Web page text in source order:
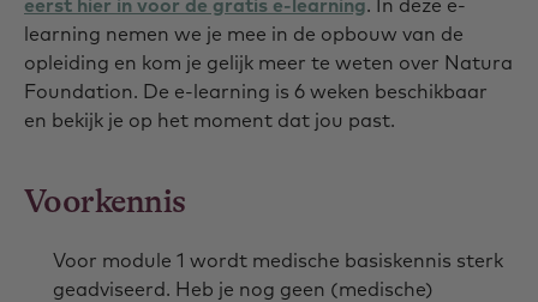
eerst hier in voor de gratis e-learning. In deze e-
learning nemen we je mee in de opbouw van de
opleiding en kom je gelijk meer te weten over Natura
Foundation. De e-learning is 6 weken beschikbaar
en bekijk je op het moment dat jou past.
Voorkennis
Voor module 1 wordt medische basiskennis sterk
geadviseerd. Heb je nog geen (medische)